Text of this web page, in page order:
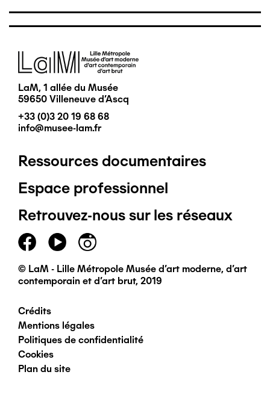
Image
LaM, 1 allée du Musée
59650 Villeneuve d'Ascq
+33 (0)3 20 19 68 68
info@musee-lam.fr
Pied
de
page
principal
Ressources documentaires
Espace professionnel
Retrouvez-nous sur les réseaux
© LaM - Lille Métropole Musée d'art moderne, d'art
contemporain et d'art brut, 2019
Pied
de
page
Crédits
Mentions légales
Politiques de confidentialité
Cookies
Plan du site